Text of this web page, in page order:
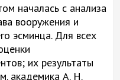
началась с анализа
вооружения и
эсминца. Для всех
их результаты
академика А. Н.